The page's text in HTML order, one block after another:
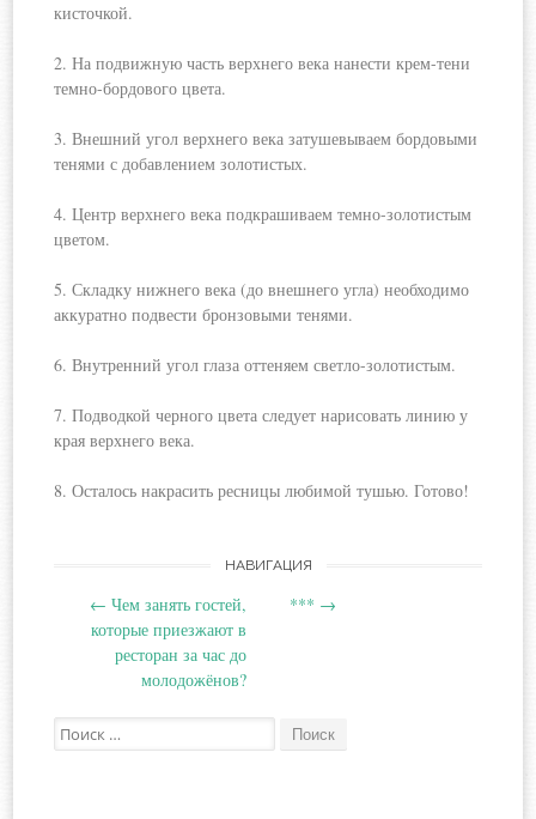
кисточкой.
2. На подвижную часть верхнего века нанести крем-тени
темно-бордового цвета.
3. Внешний угол верхнего века затушевываем бордовыми
тенями с добавлением золотистых.
4. Центр верхнего века подкрашиваем темно-золотистым
цветом.
5. Складку нижнего века (до внешнего угла) необходимо
аккуратно подвести бронзовыми тенями.
6. Внутренний угол глаза оттеняем светло-золотистым.
7. Подводкой черного цвета следует нарисовать линию у
края верхнего века.
8. Осталось накрасить ресницы любимой тушью. Готово!
Навигация
по
записям
НАВИГАЦИЯ
← Чем занять гостей,
которые приезжают в
ресторан за час до
молодожёнов?
*** →
Поиск: